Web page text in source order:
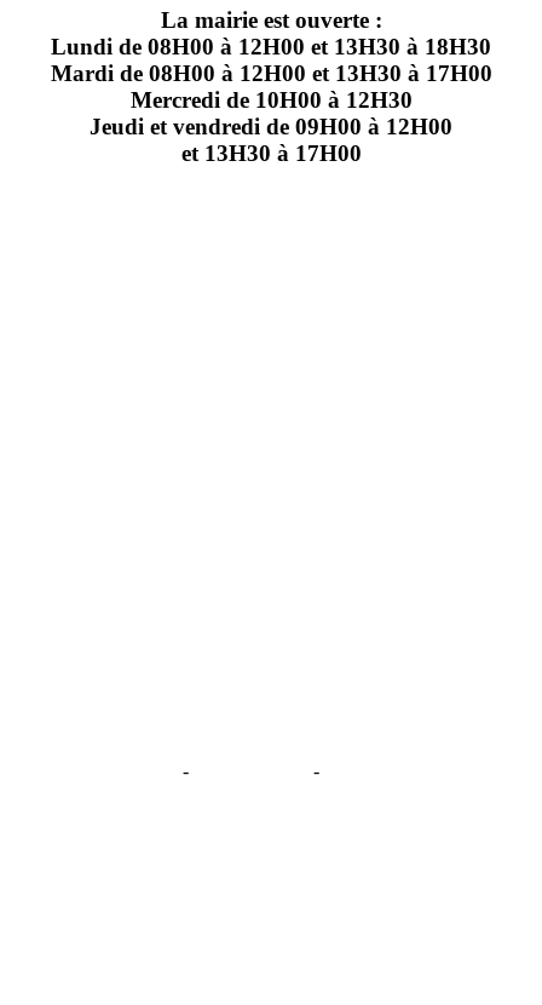
La mairie est ouverte :
Lundi de 08H00 à 12H00 et 13H30 à 18H30
Mardi de 08H00 à 12H00 et 13H30 à 17H00
Mercredi de 10H00 à 12H30
Jeudi et vendredi de 09H00 à 12H00
et 13H30 à 17H00
- -